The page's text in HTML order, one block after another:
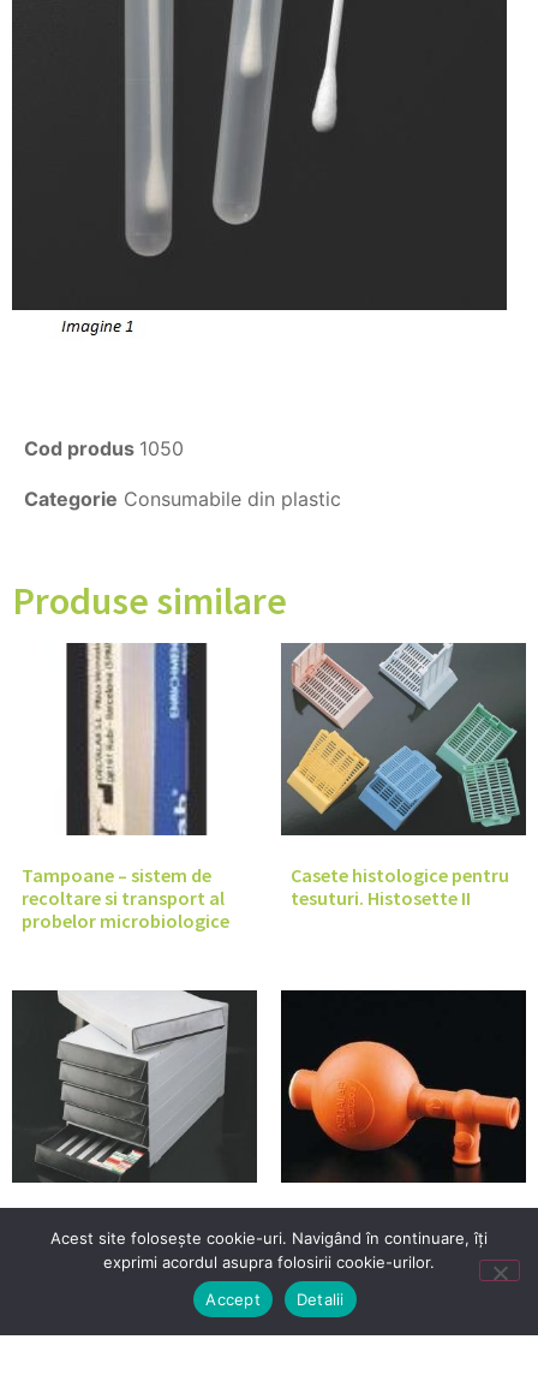
Cod produs 1050
Categorie Consumabile din plastic
Produse similare
Tampoane – sistem de
recoltare si transport al
probelor microbiologice
Casete histologice pentru
tesuturi. Histosette II
pastrarea si arhivarea
casetelor histologice
Acest site folosește cookie-uri. Navigând în continuare, îți
exprimi acordul asupra folosirii cookie-urilor.
Accept
Detalii